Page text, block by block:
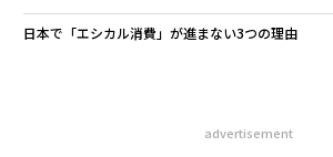
日本で「エシカル消費」が進まない3つの理由
advertisement